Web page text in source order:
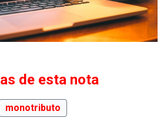
de esta nota
monotributo